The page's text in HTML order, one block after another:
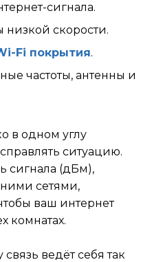
сигнала.
скорости.
Fi покрытия.
частоты, антенны и
в одном углу
ситуацию.
сигнала (дБм),
сетями,
ваш интернет
комнатах.
ведёт себя так